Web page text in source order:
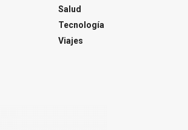
Salud
Tecnología
Viajes